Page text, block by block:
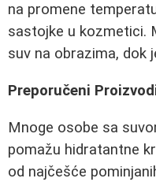
na promene
sastojke u kozmetici.
suv na obrazima, dok
Preporučeni
Mnoge osobe sa
pomažu hidratantne
od najčešće